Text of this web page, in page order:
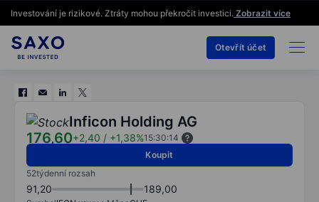
Investování je rizikové. Ztráty mohou překročit investici. Zobrazit více
Otevřít účet
Inficon Holding AG
176,60+2,40 / +1,38%15:30:14
Koupit
52týdenní rozsah
91,20 189,00